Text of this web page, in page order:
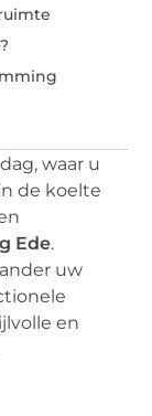
waar u
de koelte
Ede.
uw
en